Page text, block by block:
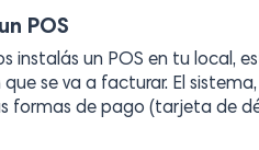
POS
instalás un POS en tu local,
se va a facturar. El
formas de pago (tarjeta de